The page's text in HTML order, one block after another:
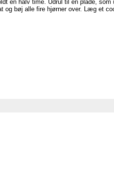
en halv time. Udrul til en plade,
og bøj alle fire hjørner over. Læg et